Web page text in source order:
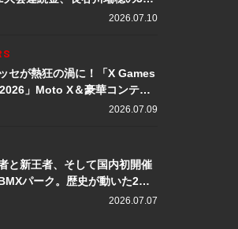
など数々の快挙をプレイバッ
2026.07.10
セが熱狂の渦に！「X Games
」Moto X＆豪華コンテン
2026.07.09
と新王者、そして国内初開催
パーク。歴史が動いた2日
2026.07.07